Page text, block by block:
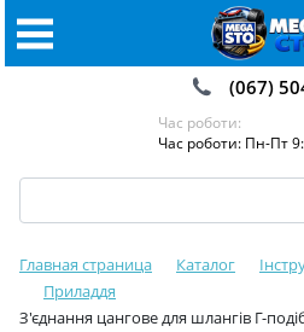
(067)
Час роботи:
Час роботи: Пн-Пт
Главная страница Каталог
Приладдя
З'єднання цангове для шлангів Г-